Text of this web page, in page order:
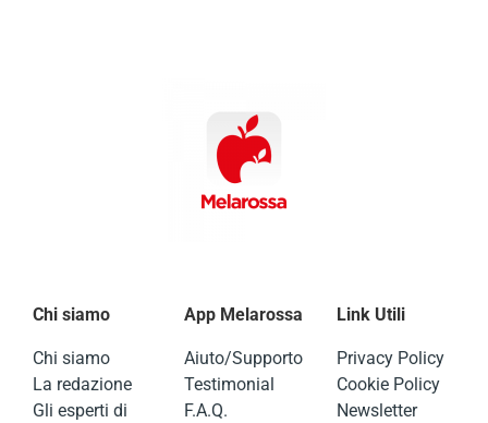
Chi siamo
Chi siamo
La redazione
Gli esperti di
App Melarossa
Aiuto/Supporto
Testimonial
F.A.Q.
Link Utili
Privacy Policy
Cookie Policy
Newsletter